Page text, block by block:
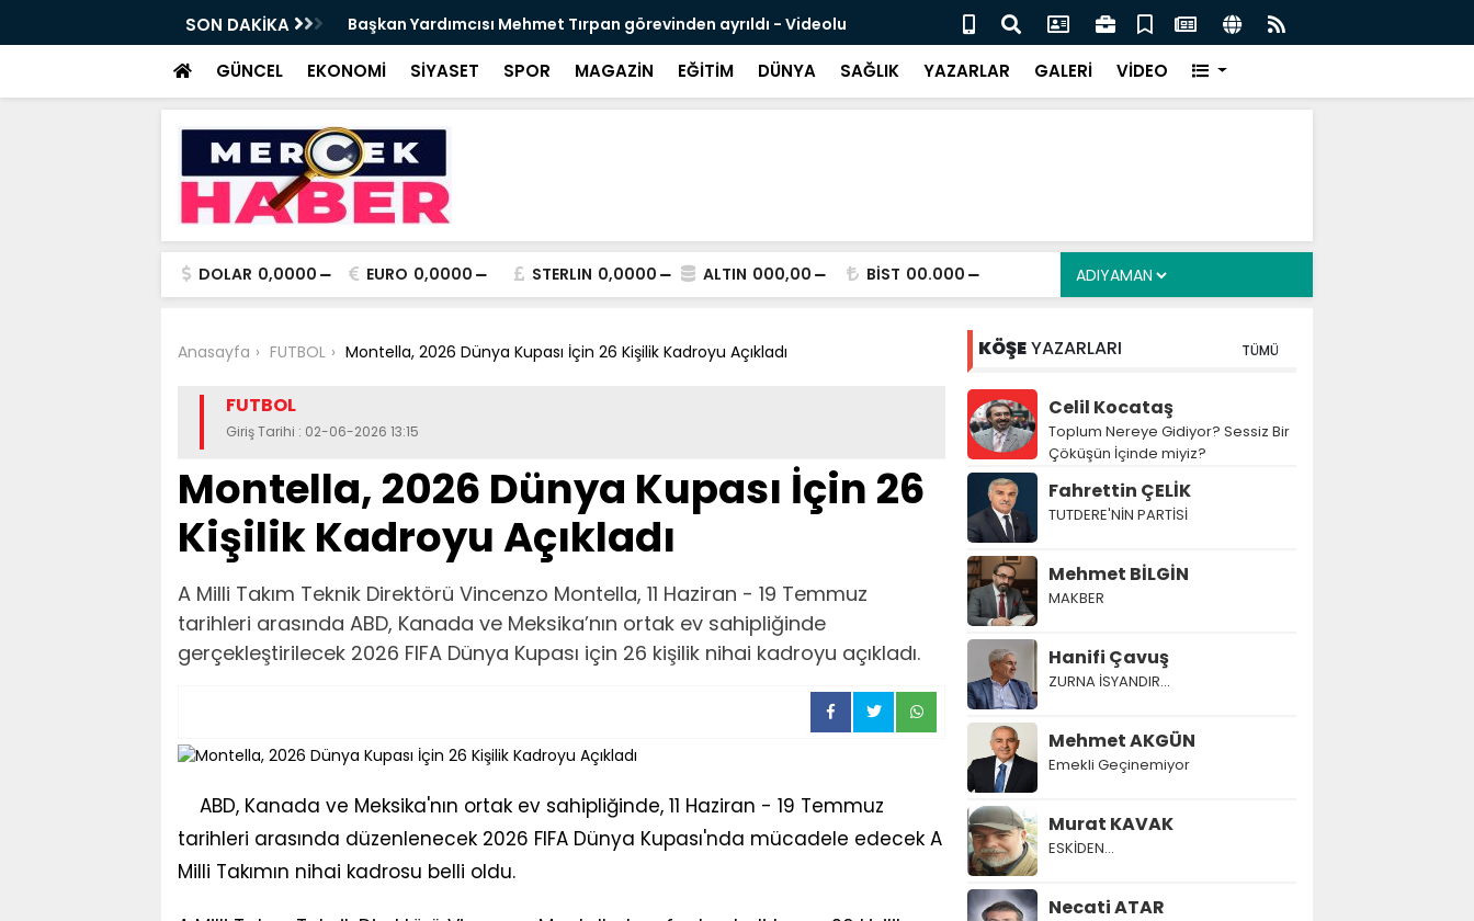
SON DAKİKA
Tırpan görevinden ayrıldı - Videolu Cevdet Yılmaz: Nitelikli İnsan Kaynağı İçin Milli Yetkinlik Hamlesi
TBMM’de Çocuklara Yönelik Düzenleme Teklifi Görüşmeleri
Tamamlandı
GÜNCEL EKONOMİ SİYASET SPOR MAGAZİN EĞİTİM DÜNYA SAĞLIK YAZARLAR GALERİ VİDEO
DOLAR 0,0000 EURO 0,0000 STERLIN 0,0000 ALTIN 000,00 BİST 00.000
Anasayfa FUTBOL Montella, 2026 Dünya Kupası İçin 26 Kişilik Kadroyu Açıkladı
FUTBOL
Giriş Tarihi : 02-06-2026 13:15
Montella, 2026 Dünya Kupası İçin 26
Kişilik Kadroyu Açıkladı
A Milli Takım Teknik Direktörü Vincenzo Montella, 11 Haziran - 19 Temmuz
tarihleri arasında ABD, Kanada ve Meksika’nın ortak ev sahipliğinde
gerçekleştirilecek 2026 FIFA Dünya Kupası için 26 kişilik nihai kadroyu açıkladı.
ABD, Kanada ve Meksika'nın ortak ev sahipliğinde, 11 Haziran - 19 Temmuz
tarihleri arasında düzenlenecek 2026 FIFA Dünya Kupası'nda mücadele edecek A
Milli Takımın nihai kadrosu belli oldu.
KÖŞEYAZARLARI TÜMÜ
Celil Kocataş
Toplum Nereye Gidiyor? Sessiz Bir
Çöküşün İçinde miyiz?
Fahrettin ÇELİK
TUTDERE'NİN PARTİSİ
Mehmet BİLGİN
MAKBER
Hanifi Çavuş
ZURNA İSYANDIR...
Mehmet AKGÜN
Emekli Geçinemiyor
Murat KAVAK
ESKİDEN...
Necati ATAR